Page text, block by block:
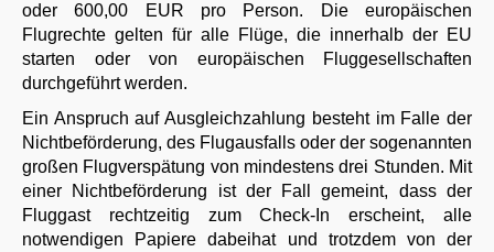
oder 600,00 EUR pro Person. Die europäischen
Flugrechte gelten für alle Flüge, die innerhalb der EU
starten oder von europäischen Fluggesellschaften
durchgeführt werden.
Ein Anspruch auf Ausgleichzahlung besteht im Falle der
Nichtbeförderung, des Flugausfalls oder der sogenannten
großen Flugverspätung von mindestens drei Stunden. Mit
einer Nichtbeförderung ist der Fall gemeint, dass der
Fluggast rechtzeitig zum Check-In erscheint, alle
notwendigen Papiere dabeihat und trotzdem von der